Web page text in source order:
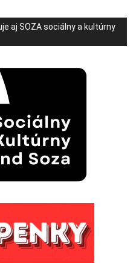
aj SOZA sociálny a kultúrny